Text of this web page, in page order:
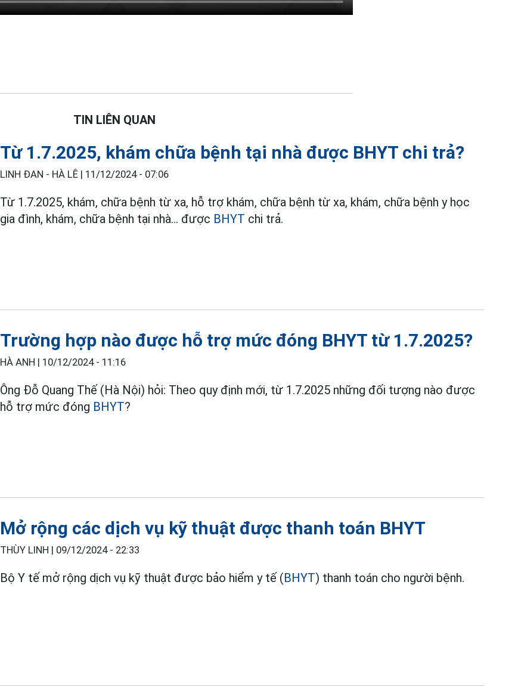
TIN LIÊN QUAN
Từ 1.7.2025, khám chữa bệnh tại nhà được BHYT chi trả?
LINH ĐAN - HÀ LÊ | 11/12/2024 - 07:06
Từ 1.7.2025, khám, chữa bệnh từ xa, hỗ trợ khám, chữa bệnh từ xa, khám, chữa bệnh y học
gia đình, khám, chữa bệnh tại nhà... được BHYT chi trả.
Trường hợp nào được hỗ trợ mức đóng BHYT từ 1.7.2025?
HÀ ANH | 10/12/2024 - 11:16
Ông Đỗ Quang Thế (Hà Nội) hỏi: Theo quy định mới, từ 1.7.2025 những đối tượng nào được
hỗ trợ mức đóng BHYT?
Mở rộng các dịch vụ kỹ thuật được thanh toán BHYT
THÙY LINH | 09/12/2024 - 22:33
Bộ Y tế mở rộng dịch vụ kỹ thuật được bảo hiểm y tế (BHYT) thanh toán cho người bệnh.